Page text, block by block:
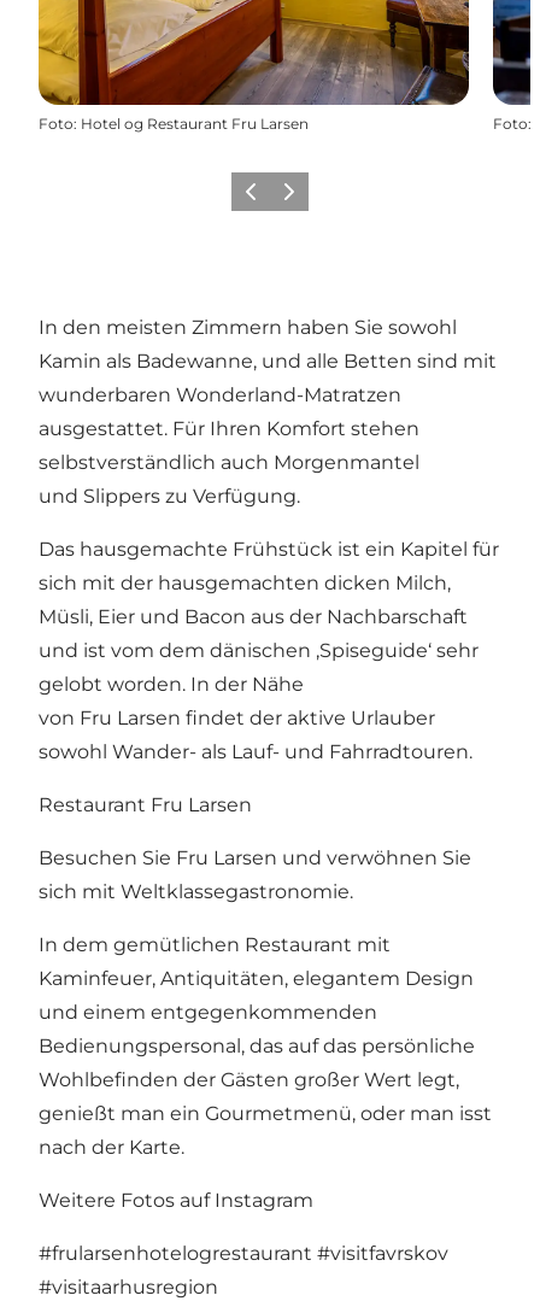
Foto: Hotel og Restaurant Fru Larsen Foto:
ZurückWeiter
In den meisten Zimmern haben Sie sowohl
Kamin als Badewanne, und alle Betten sind mit
wunderbaren Wonderland-Matratzen
ausgestattet. Für Ihren Komfort stehen
selbstverständlich auch Morgenmantel
und Slippers zu Verfügung.
Das hausgemachte Frühstück ist ein Kapitel für
sich mit der hausgemachten dicken Milch,
Müsli, Eier und Bacon aus der Nachbarschaft
und ist vom dem dänischen ‚Spiseguide‘ sehr
gelobt worden. In der Nähe
von Fru Larsen findet der aktive Urlauber
sowohl Wander- als Lauf- und Fahrradtouren.
Restaurant Fru Larsen
Besuchen Sie Fru Larsen und verwöhnen Sie
sich mit Weltklassegastronomie.
In dem gemütlichen Restaurant mit
Kaminfeuer, Antiquitäten, elegantem Design
und einem entgegenkommenden
Bedienungspersonal, das auf das persönliche
Wohlbefinden der Gästen großer Wert legt,
genießt man ein Gourmetmenü, oder man isst
nach der Karte.
Weitere Fotos auf Instagram
#frularsenhotelogrestaurant #visitfavrskov
#visitaarhusregion